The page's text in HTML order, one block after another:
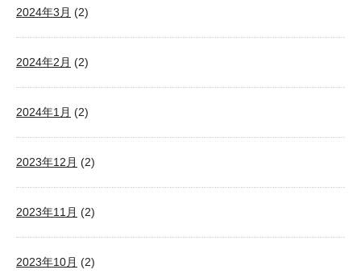
2024年3月 (2)
2024年2月 (2)
2024年1月 (2)
2023年12月 (2)
2023年11月 (2)
2023年10月 (2)